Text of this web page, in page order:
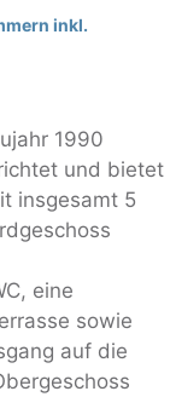
inkl.
1990
und bietet
insgesamt 5
eine
sowie
auf die